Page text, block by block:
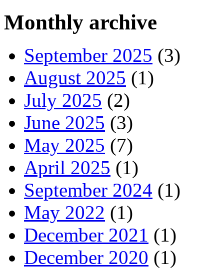
Monthly archive
September 2025 (3)
August 2025 (1)
July 2025 (2)
June 2025 (3)
May 2025 (7)
April 2025 (1)
September 2024 (1)
May 2022 (1)
December 2021 (1)
December 2020 (1)